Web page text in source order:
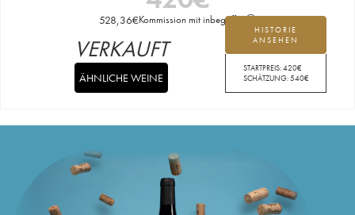
528,36€Kommission mit inbegriffen
HISTORIE
ANSEHEN
STARTPREIS:420€
SCHÄTZUNG:540€
VERKAUFT
ÄHNLICHE WEINE